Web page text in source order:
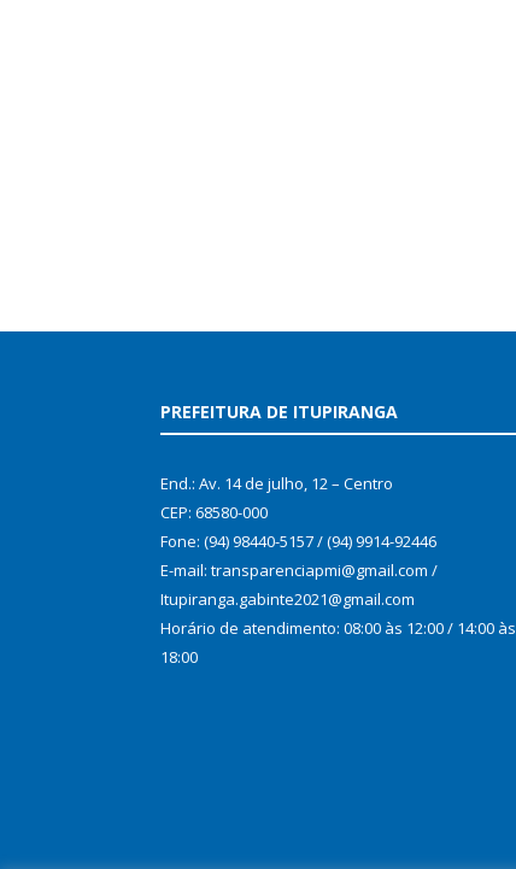
PREFEITURA DE ITUPIRANGA
End.: Av. 14 de julho, 12 – Centro
CEP: 68580-000
Fone: (94) 98440-5157 / (94) 9914-92446
E-mail: transparenciapmi@gmail.com /
Itupiranga.gabinte2021@gmail.com
Horário de atendimento: 08:00 às 12:00 / 14:00 às
18:00